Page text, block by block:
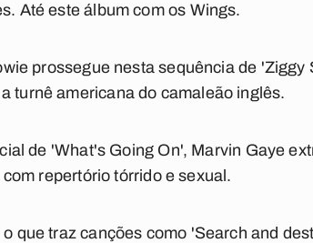
Até este álbum com os Wings.
prossegue nesta sequência de 'Ziggy
turnê americana do camaleão inglês.
de 'What's Going On', Marvin Gaye
repertório tórrido e sexual.
que traz canções como 'Search and